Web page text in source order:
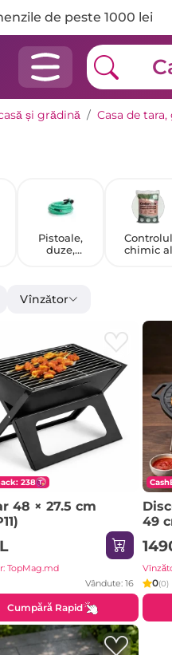
de peste 1000 lei
și grădină Casa de
Pistoale,
duze,
Controlul
chimic al
Vînzător
238
48 × 27.5 cm
TopMag.md
Vândute: 16
Cumpără Rapid
49
0(0)